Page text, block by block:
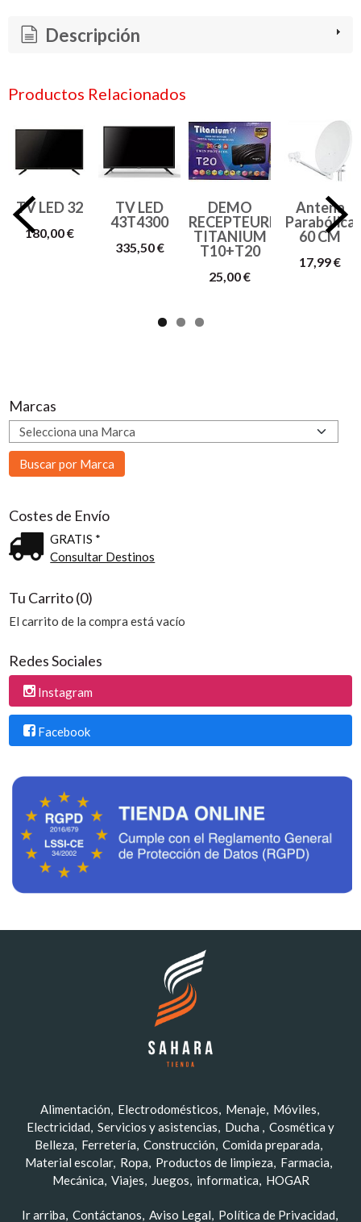
Marcas
Costes de Envío
GRATIS *
Consultar Destinos
Tu Carrito (0)
El carrito de la compra está vacío
Redes Sociales
Instagram
Facebook
Descripción
Productos Relacionados
TV LED 32
180,00 €
TV LED
43T4300
335,50 €
DEMO
RECEPTEURE
TITANIUM
T10+T20
25,00 €
Antena
Parabólica
60 CM
17,99 €
Alimentación Electrodomésticos Menaje Móviles
Electricidad Servicios y asistencias Ducha
Cosmética y
Belleza
Ferretería Construcción Comida preparada
Material escolar Ropa Productos de limpieza
Farmacia
Mecánica Viajes Juegos informatica HOGAR
Ir arriba Contáctanos Aviso Legal Política de Privacidad